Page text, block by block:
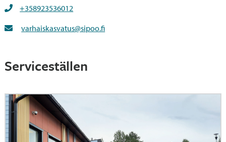
+358923536012
varhaiskasvatus@sipoo.fi
Serviceställen